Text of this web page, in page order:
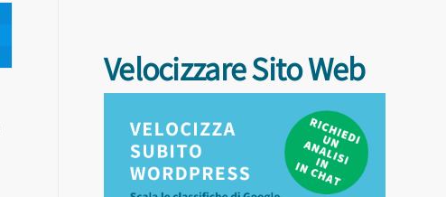
Velocizzare Sito Web